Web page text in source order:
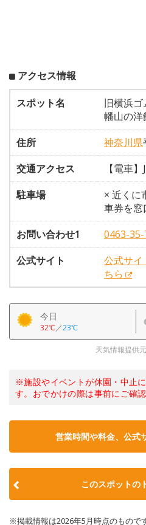
アクセス情報
スポット名
旧横浜
幡山の洋
住所
神奈川県
交通アクセス
【電車
駐車場
× 近くに
車券を窓
お問い合わせ1
0463-
公式サイト
公式サイ
ちら
今日
32℃／23℃
天気情報提供
※施設やイベントが休園・中止
す。おでかけの際は事前にご確認
営業時間や料金、公式
このスポットの
※掲載情報は2026年5月時点のもので